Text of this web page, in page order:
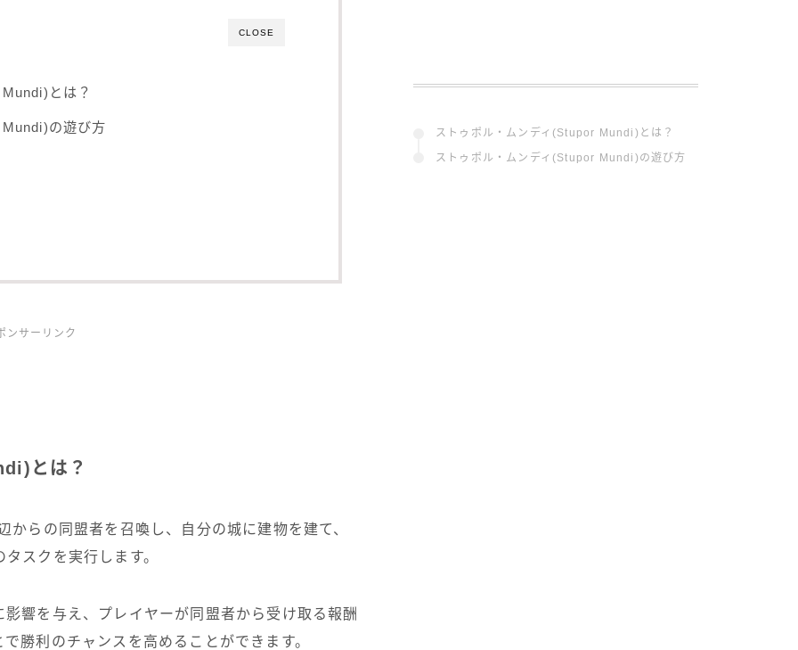
CLOSE
とは？
の遊び方
ンサーリンク
とは？
らの同盟者を召喚し、自分の城に建物を建て、
スクを実行します。
響を与え、プレイヤーが同盟者から受け取る報酬
勝利のチャンスを高めることができます。
ストゥポル・ムンディ(Stupor Mundi)とは？
ストゥポル・ムンディ(Stupor Mundi)の遊び方